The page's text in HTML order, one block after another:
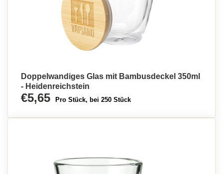
Doppelwandiges Glas mit Bambusdeckel 350ml
- Heidenreichstein
€5,65 Pro Stück, bei 250 Stück